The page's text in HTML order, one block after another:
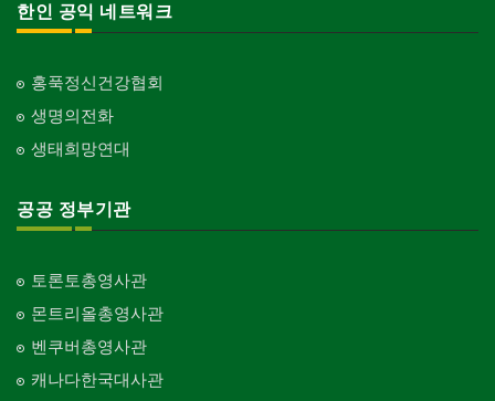
한인 공익 네트워크
홍푹정신건강협회
생명의전화
생태희망연대
공공 정부기관
토론토총영사관
몬트리올총영사관
벤쿠버총영사관
캐나다한국대사관